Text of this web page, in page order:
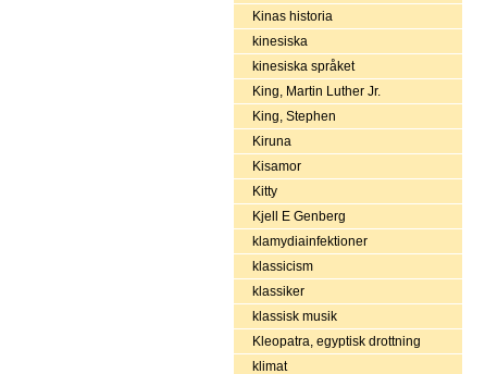
Kinas historia
kinesiska
kinesiska språket
King, Martin Luther Jr.
King, Stephen
Kiruna
Kisamor
Kitty
Kjell E Genberg
klamydiainfektioner
klassicism
klassiker
klassisk musik
Kleopatra, egyptisk drottning
klimat